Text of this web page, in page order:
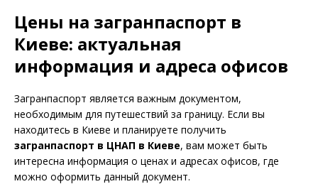
Цены на загранпаспорт в
Киеве: актуальная
информация и адреса офисов
Загранпаспорт является важным документом,
необходимым для путешествий за границу. Если вы
находитесь в Киеве и планируете получить
загранпаспорт в ЦНАП в Киеве, вам может быть
интересна информация о ценах и адресах офисов, где
можно оформить данный документ.